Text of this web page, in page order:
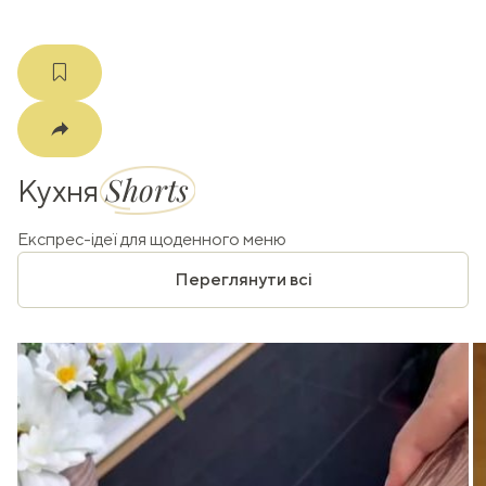
КухняShorts
Експрес-ідеї для щоденного меню
Переглянути всі